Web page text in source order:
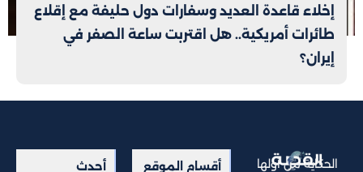
إخلاء قاعدة العديد وسفارات دول حليفة مع إقلاع
طائرات أمريكية.. هل اقتربت ساعة الصفر في
إيران؟
الحكاية من أولها أقسام الموقع أحدث